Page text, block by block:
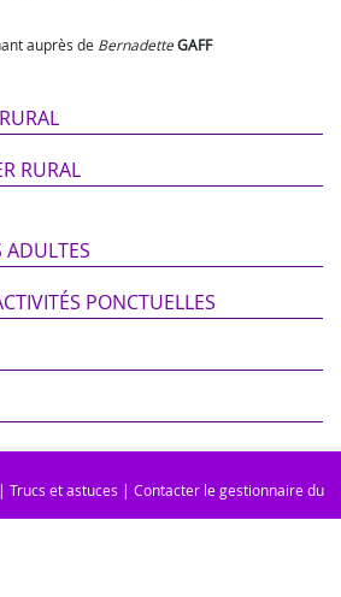
auprès de BernadetteGAFF
RURAL
ADULTES
PONCTUELLES
| Trucs et astuces | Contacter le gestionnaire du